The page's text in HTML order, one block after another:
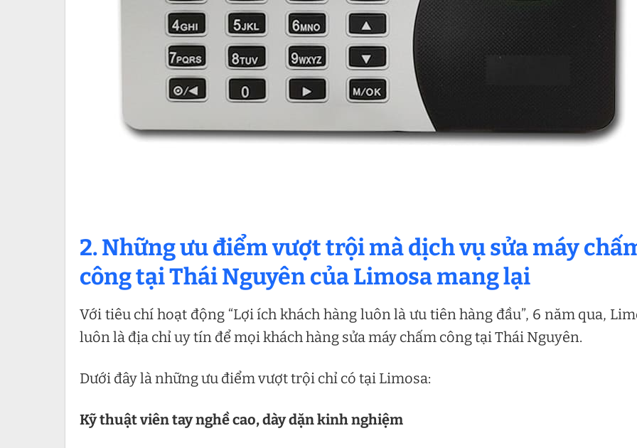
2.Những ưu điểm vượt trội mà dịch vụ sửa máy
công tại Thái Nguyên của Limosa mang lại
Với tiêu chí hoạt động “Lợi ích khách hàng luôn là ưu tiên hàng đầu”, 6 năm qua,
luôn là địa chỉ uy tín để mọi khách hàng sửa máy chấm công tại Thái Nguyên.
Dưới đây là những ưu điểm vượt trội chỉ có tại Limosa:
Kỹ thuật viên tay nghề cao, dày dặn kinh nghiệm